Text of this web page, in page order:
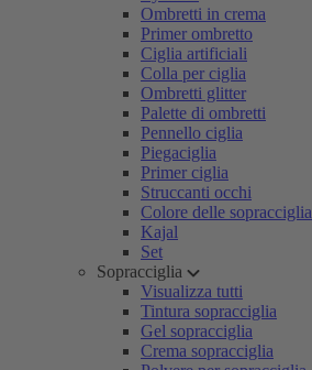
Ombretti in crema
Primer ombretto
Ciglia artificiali
Colla per ciglia
Ombretti glitter
Palette di ombretti
Pennello ciglia
Piegaciglia
Primer ciglia
Struccanti occhi
Colore delle sopracciglia
Kajal
Set
Sopracciglia
Visualizza tutti
Tintura sopracciglia
Gel sopracciglia
Crema sopracciglia